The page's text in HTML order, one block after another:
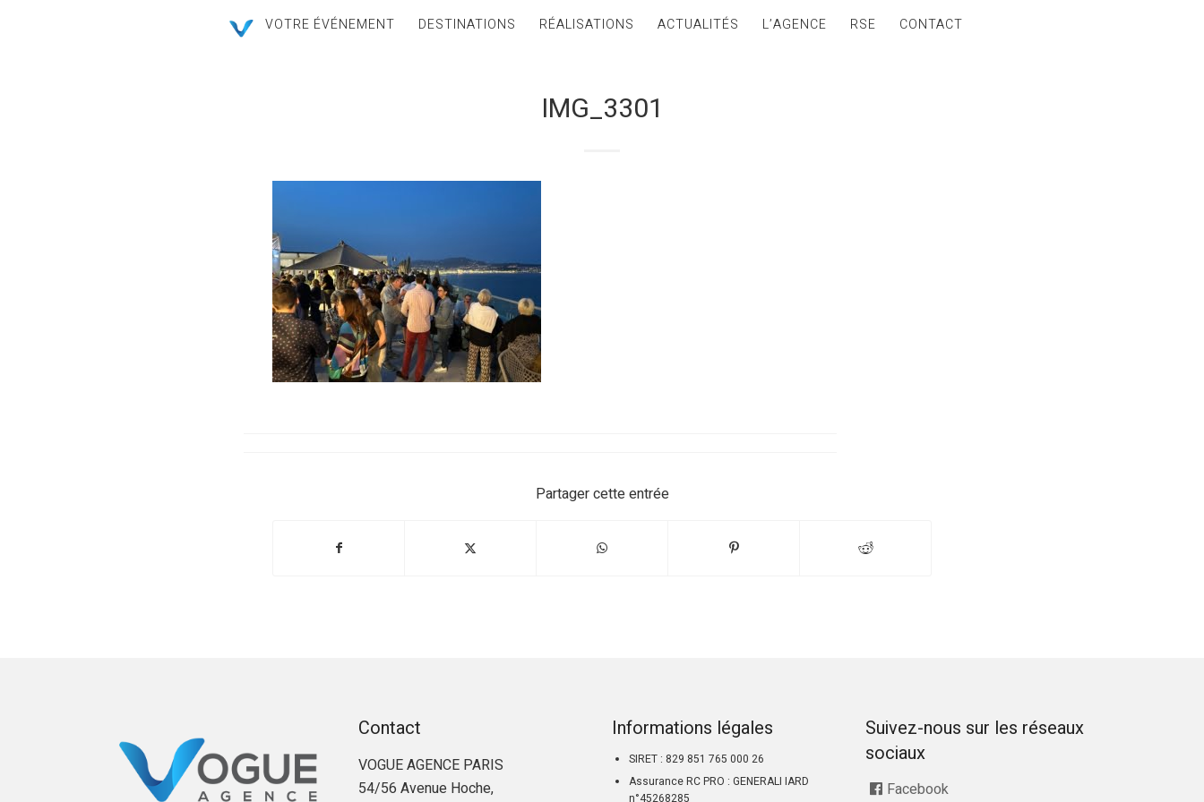
VOTRE ÉVÉNEMENT DESTINATIONS RÉALISATIONS ACTUALITÉS L’AGENCE RSE CONTACT
IMG_3301
Partager cette entrée
Contact
VOGUE AGENCE PARIS
54/56 Avenue Hoche,
Informations légales
SIRET : 829 851 765 000 26
Assurance RC PRO : GENERALI IARD
n°45268285
Suivez-nous sur les réseaux
sociaux
Facebook